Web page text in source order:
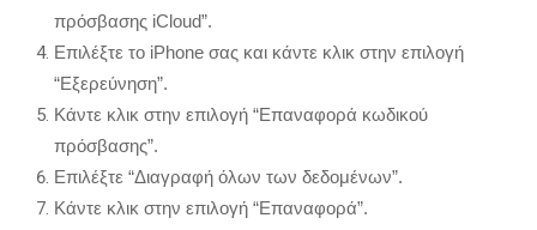
πρόσβασης iCloud”.
Επιλέξτε το iPhone σας και κάντε κλικ στην επιλογή
“Εξερεύνηση”.
Κάντε κλικ στην επιλογή “Επαναφορά κωδικού
πρόσβασης”.
Επιλέξτε “Διαγραφή όλων των δεδομένων”.
Κάντε κλικ στην επιλογή “Επαναφορά”.